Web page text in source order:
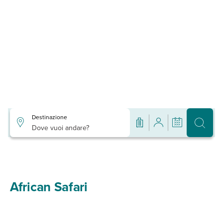
Destinazione
Dove vuoi andare?
African Safari